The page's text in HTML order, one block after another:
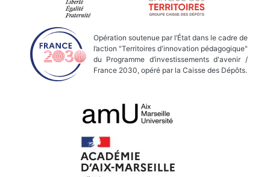
Opération soutenue par l’État dans le cadre de
l’action "Territoires d'innovation pédagogique"
du Programme d’investissements d'avenir /
France 2030, opéré par la Caisse des Dépôts.